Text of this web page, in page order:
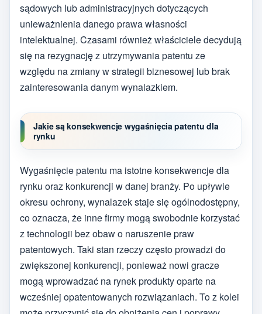
sądowych lub administracyjnych dotyczących
unieważnienia danego prawa własności
intelektualnej. Czasami również właściciele decydują
się na rezygnację z utrzymywania patentu ze
względu na zmiany w strategii biznesowej lub brak
zainteresowania danym wynalazkiem.
Jakie są konsekwencje wygaśnięcia patentu dla
rynku
Wygaśnięcie patentu ma istotne konsekwencje dla
rynku oraz konkurencji w danej branży. Po upływie
okresu ochrony, wynalazek staje się ogólnodostępny,
co oznacza, że inne firmy mogą swobodnie korzystać
z technologii bez obaw o naruszenie praw
patentowych. Taki stan rzeczy często prowadzi do
zwiększonej konkurencji, ponieważ nowi gracze
mogą wprowadzać na rynek produkty oparte na
wcześniej opatentowanych rozwiązaniach. To z kolei